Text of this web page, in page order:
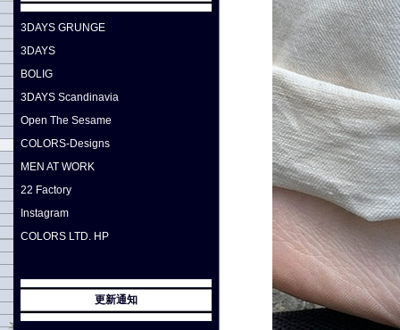
3DAYS GRUNGE
3DAYS
BOLIG
3DAYS Scandinavia
Open The Sesame
COLORS-Designs
MEN AT WORK
22 Factory
Instagram
COLORS LTD. HP
更新通知